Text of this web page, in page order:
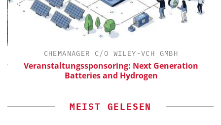
CHEMANAGER C/O WILEY-VCH GMBH
Veranstaltungssponsoring: Next Generation
Batteries and Hydrogen
MEIST GELESEN